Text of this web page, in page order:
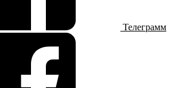
Телеграмм